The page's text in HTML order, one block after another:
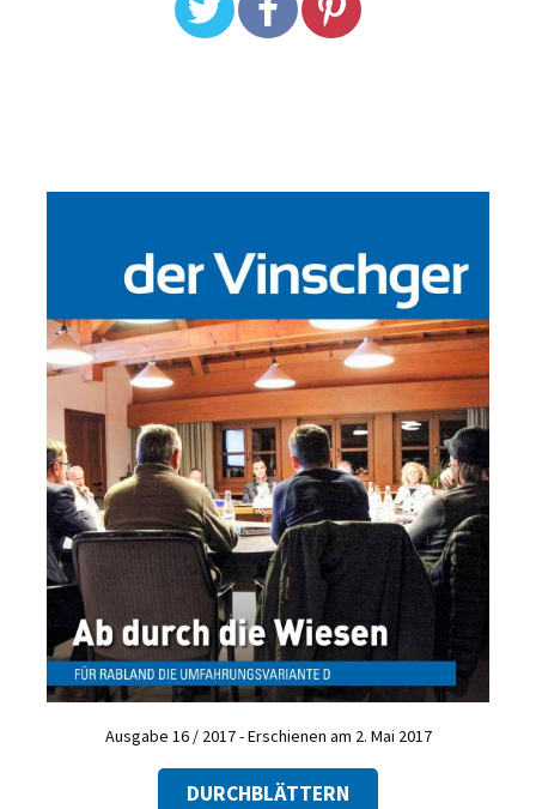
Ausgabe 16 / 2017 - Erschienen am 2. Mai 2017
DURCHBLÄTTERN